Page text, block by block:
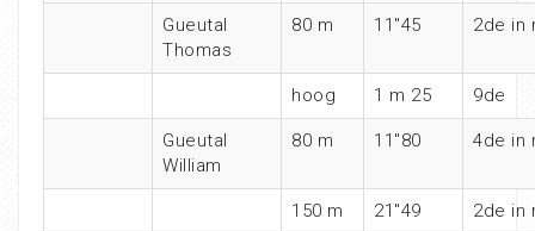
Gueutal
Thomas
80 m 11″45 2de in
hoog 1 m 25 9de
Gueutal
William
80 m 11″80 4de in
150 m 21″49 2de in